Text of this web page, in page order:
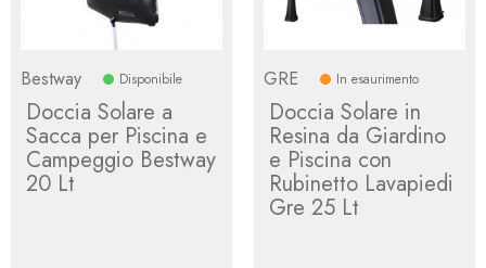
Bestway Disponibile
Doccia Solare a
Sacca per Piscina e
Campeggio Bestway
20 Lt
GRE In esaurimento
Doccia Solare in
Resina da Giardino
e Piscina con
Rubinetto Lavapiedi
Gre 25 Lt